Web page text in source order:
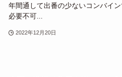
年間通して出番の少ないコンバイ
必要不可...
2022年12月20日